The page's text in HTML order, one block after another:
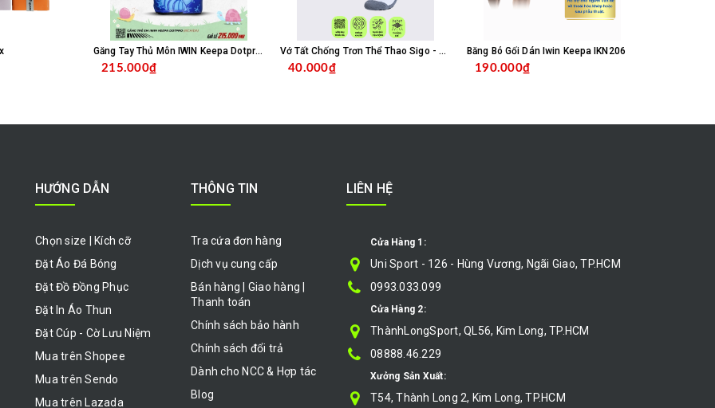
Găng Tay Thủ Môn IWIN Keepa Dotpro Xanh Biển
215.000₫
Vớ Tất Chống Trơn Thể Thao Sigo - Trắng
40.000₫
Băng Bó Gối Dán Iwin Keepa IKN206
190.000₫
HƯỚNG DẪN
Chọn size | Kích cỡ
Đặt Áo Đá Bóng
Đặt Đồ Đồng Phục
Đặt In Áo Thun
Đặt Cúp - Cờ Lưu Niệm
Mua trên Shopee
Mua trên Sendo
Mua trên Lazada
THÔNG TIN
Tra cứa đơn hàng
Dịch vụ cung cấp
Bán hàng | Giao hàng |
Thanh toán
Chính sách bảo hành
Chính sách đổi trả
Dành cho NCC & Hợp tác
Blog
LIÊN HỆ
Cửa Hàng 1:
Uni Sport - 126 - Hùng Vương, Ngãi Giao, TP.HCM
0993.033.099
Cửa Hàng 2:
ThànhLongSport, QL56, Kim Long, TP.HCM
08888.46.229
Xưởng Sản Xuất:
T54, Thành Long 2, Kim Long, TP.HCM